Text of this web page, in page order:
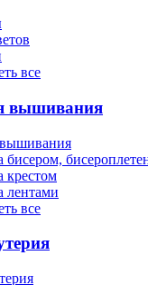
все
вышивания
все